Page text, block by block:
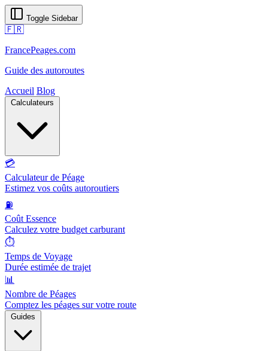
Toggle Sidebar
🇫🇷
FrancePeages.com
Guide des autoroutes
Accueil Blog
Calculateurs
💳
Calculateur de Péage
Estimez vos coûts autoroutiers
⛽
Coût Essence
Calculez votre budget carburant
⏱️
Temps de Voyage
Durée estimée de trajet
📊
Nombre de Péages
Comptez les péages sur votre route
Guides